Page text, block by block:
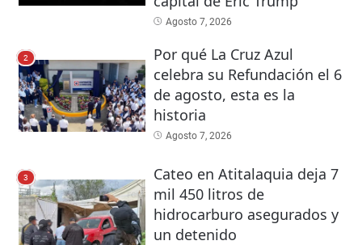
Agosto 7, 2026
2
Por qué La Cruz Azul
celebra su Refundación el 6
de agosto, esta es la
historia
Agosto 7, 2026
3
Cateo en Atitalaquia deja 7
mil 450 litros de
hidrocarburo asegurados y
un detenido